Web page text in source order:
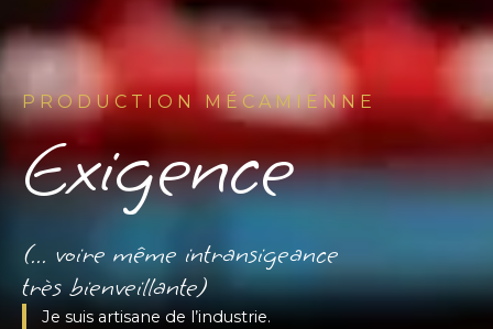
PRODUCTION MÉCAMIENNE
Exigence
(... voire même intransigeance
très bienveillante)
Je suis artisane de l’industrie.